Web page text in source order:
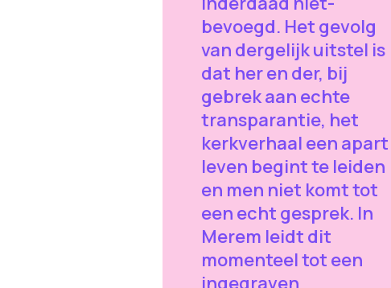
bevoegd. Het gevolg
van dergelijk uitstel is
dat her en der, bij
gebrek aan echte
transparantie, het
kerkverhaal een apart
leven begint te leiden
en men niet komt tot
een echt gesprek. In
Merem leidt dit
momenteel tot een
ingegraven